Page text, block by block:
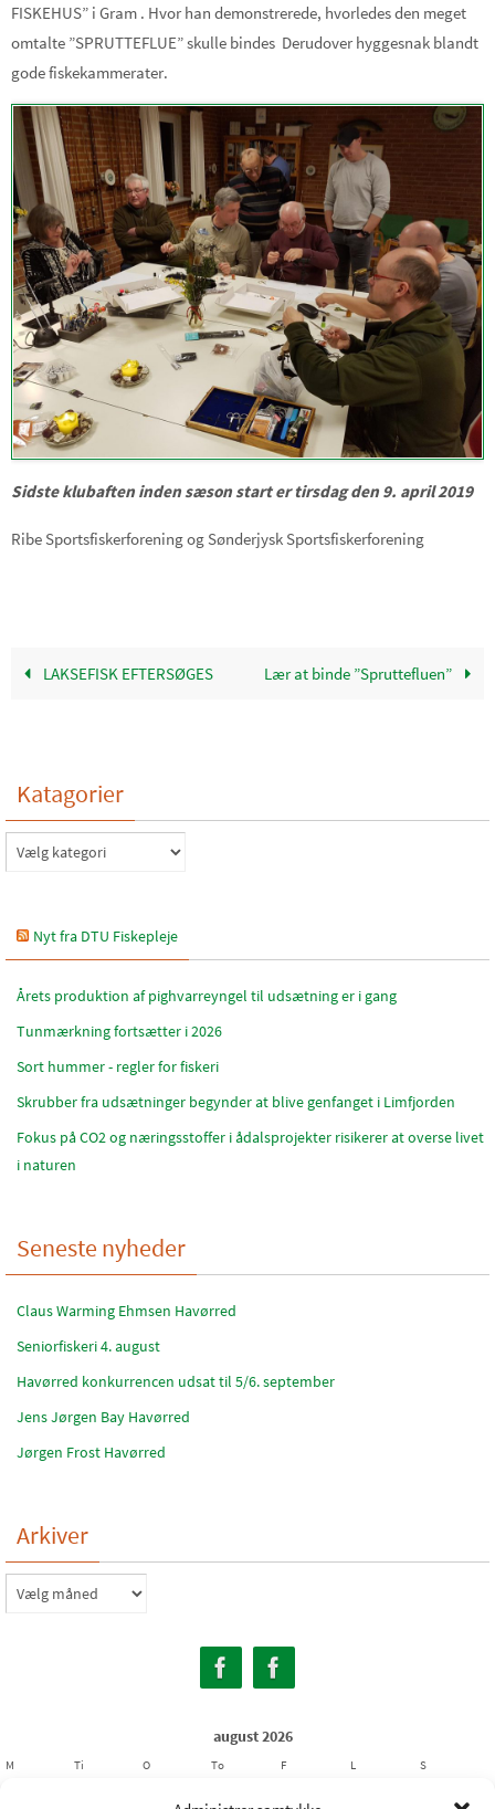
FISKEHUS” i Gram . Hvor han demonstrerede, hvorledes den meget
omtalte ”SPRUTTEFLUE” skulle bindes Derudover hyggesnak blandt
gode fiskekammerater.
Sidste klubaften inden sæson start er tirsdag den 9. april 2019
Ribe Sportsfiskerforening og Sønderjysk Sportsfiskerforening
LAKSEFISK EFTERSØGES Lær at binde ”Spruttefluen”
Katagorier
Katagorier
Nyt fra DTU Fiskepleje
Årets produktion af pighvarreyngel til udsætning er i gang
Tunmærkning fortsætter i 2026
Sort hummer - regler for fiskeri
Skrubber fra udsætninger begynder at blive genfanget i Limfjorden
Fokus på CO2 og næringsstoffer i ådalsprojekter risikerer at overse livet
i naturen
Seneste nyheder
Claus Warming Ehmsen Havørred
Seniorfiskeri 4. august
Havørred konkurrencen udsat til 5/6. september
Jens Jørgen Bay Havørred
Jørgen Frost Havørred
Arkiver
Arkiver
august 2026
M Ti O To F L S